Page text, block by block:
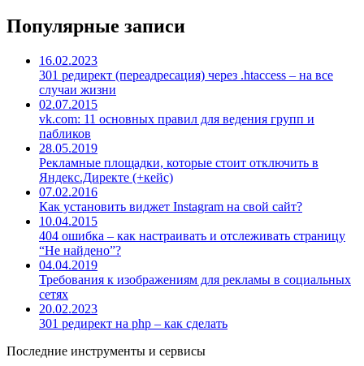
Популярные записи
16.02.2023
301 редирект (переадресация) через .htaccess – на все
случаи жизни
02.07.2015
vk.com: 11 основных правил для ведения групп и
пабликов
28.05.2019
Рекламные площадки, которые стоит отключить в
Яндекс.Директе (+кейс)
07.02.2016
Как установить виджет Instagram на свой сайт?
10.04.2015
404 ошибка – как настраивать и отслеживать страницу
“Не найдено”?
04.04.2019
Требования к изображениям для рекламы в социальных
сетях
20.02.2023
301 редирект на php – как сделать
Последние инструменты и сервисы